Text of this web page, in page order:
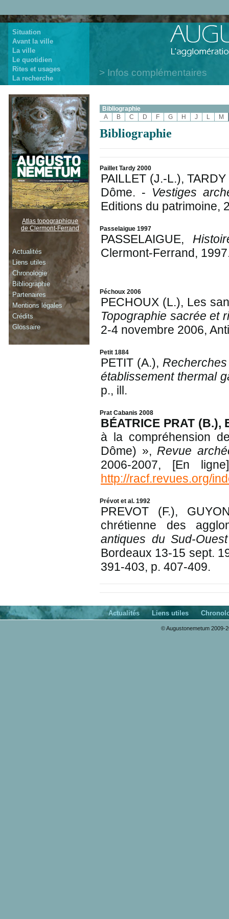
Situation
Avant la ville
La ville
Le quotidien
Rites et usages
La recherche
Infos complémentaires
Bibliographie
A
B C D F G H J L M
Bibliographie
Paillet Tardy 2000
PAILLET (J.-L.),
Dôme. - Vestiges
Editions du patrimoine,
Passelaigue 1997
PASSELAIGUE,
Clermont-Ferrand,
Péchoux 2006
PECHOUX (L.), Les
Topographie sacrée et
2-4 novembre 2006,
Petit 1884
PETIT (A.),
établissement thermal
p., ill.
Prat Cabanis 2008
BÉATRICE PRAT (B.),
à la compréhension
Dôme) », Revue
2006-2007, [En
http://racf.revues.org/
Prévot et al. 1992
PREVOT (F.),
chrétienne des
antiques du Sud-
Bordeaux 13-15 sept.
391-403, p. 407-409.
Atlas topographique
de Clermont-Ferrand
Actualités
Liens utiles
Chronologie
Bibliographie
Partenaires
Mentions légales
Crédits
Glossaire
Actualités Liens utiles
© Augustonemetum 2009-